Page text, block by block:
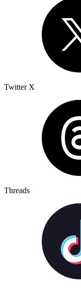
Twitter X
Threads